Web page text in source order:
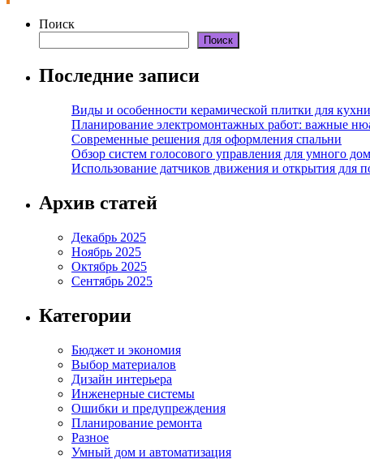
Поиск
Поиск
Последние записи
Виды и особенности керамической плитки для
Планирование электромонтажных работ: важные
Современные решения для оформления спальни
Обзор систем голосового управления для умного
Использование датчиков движения и открытия для
Архив статей
Декабрь 2025
Ноябрь 2025
Октябрь 2025
Сентябрь 2025
Категории
Бюджет и экономия
Выбор материалов
Дизайн интерьера
Инженерные системы
Ошибки и предупреждения
Планирование ремонта
Разное
Умный дом и автоматизация